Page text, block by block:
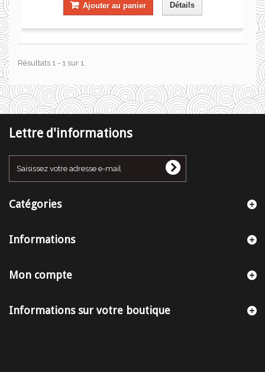
Ajouter au panier Détails
Résultats 1 - 1 sur 1.
Lettre d'informations
Catégories
Informations
Mon compte
Informations sur votre boutique